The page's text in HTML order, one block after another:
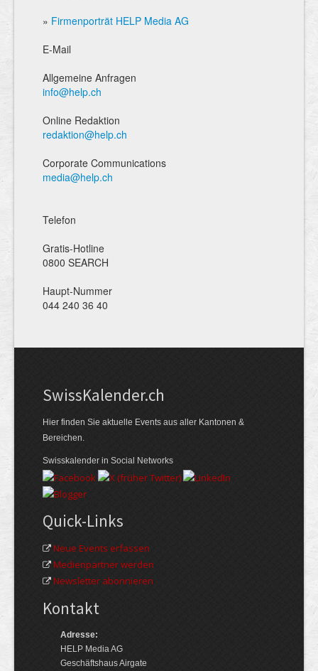
» Firmenporträt HELP Media AG
E-Mail
Allgemeine Anfragen
info@help.ch
Online Redaktion
redaktion@help.ch
Corporate Communications
media@help.ch
Telefon
Gratis-Hotline
0800 SEARCH
Haupt-Nummer
044 240 36 40
Swiss­Kalender.ch
Hier finden Sie aktuelle Events aus aller Kantonen &
Bereichen.
Swisskalender in Social Networks
Quick-Links
Neue Events erfassen
Medienpartner werden
Newsletter abonnieren
Kontakt
Adresse:
HELP Media AG
Geschäftshaus Airgate